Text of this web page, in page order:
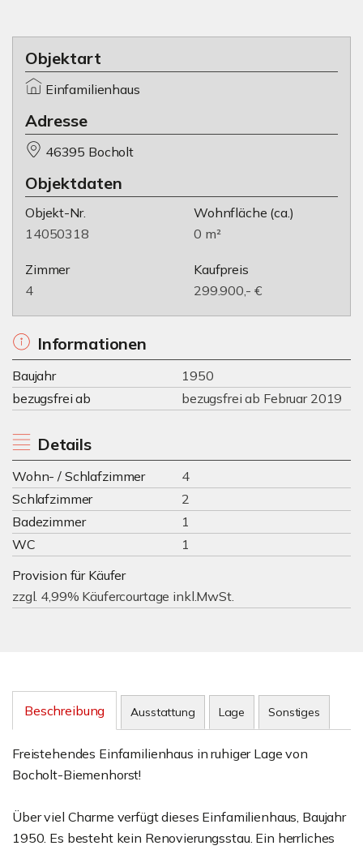
Objektart
Einfamilienhaus
Adresse
46395 Bocholt
Objektdaten
Objekt-Nr.
14050318
Wohnfläche (ca.)
0 m²
Zimmer
4
Kaufpreis
299.900,- €
Informationen
Baujahr
1950
bezugsfrei ab
bezugsfrei ab Februar 2019
Details
Wohn- / Schlafzimmer
4
Schlafzimmer
2
Badezimmer
1
WC
1
Provision für Käufer
zzgl. 4,99% Käufercourtage inkl.MwSt.
Beschreibung Ausstattung Lage Sonstiges
Freistehendes Einfamilienhaus in ruhiger Lage von
Bocholt-Biemenhorst!
Über viel Charme verfügt dieses Einfamilienhaus, Baujahr
1950. Es besteht kein Renovierungsstau. Ein herrliches